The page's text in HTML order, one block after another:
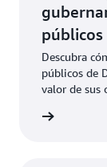
públicos
Descubra
públicos de
valor de sus